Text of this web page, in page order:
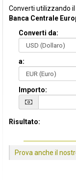
Converti utilizzando il
Banca Centrale
Converti da:
a:
Importo:
Risultato:
Prova anche il